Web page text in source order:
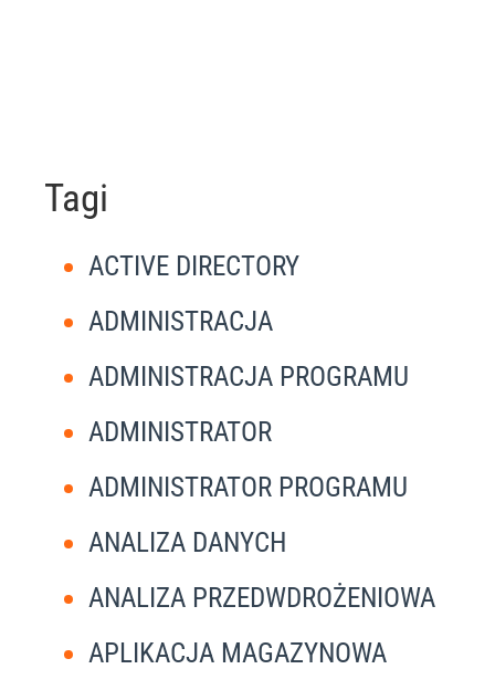
Tagi
ACTIVE DIRECTORY
ADMINISTRACJA
ADMINISTRACJA PROGRAMU
ADMINISTRATOR
ADMINISTRATOR PROGRAMU
ANALIZA DANYCH
ANALIZA PRZEDWDROŻENIOWA
APLIKACJA MAGAZYNOWA